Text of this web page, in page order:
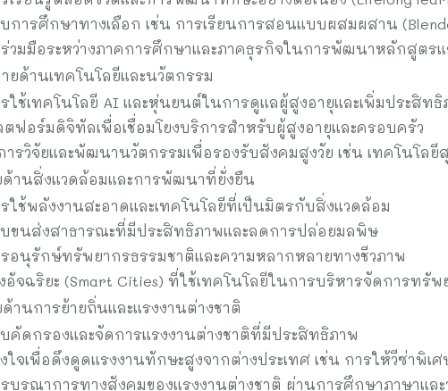
ารศึกษาทางเลือก เช่น การเรียนการสอนแบบผสมผสาน
ร่วมมือระหว่างภาคการศึกษาและภาคธุรกิจในการพัฒนาหลักสูตร
ยด้านเทคโนโลยีและนวัตกรรม
ใช้เทคโนโลยี AI และหุ่นยนต์ในการดูแลผู้สูงอายุและเพิ่มประสิท
ฟอร์มดิจิทัลเพื่อเชื่อมโยงบริการสำหรับผู้สูงอายุและครอบครัว
วิจัยและพัฒนานวัตกรรมเพื่อรองรับสังคมสูงวัย เช่น เทคโนโลยี
ด้านสิ่งแวดล้อมและการพัฒนาที่ยั่งยืน
ใช้พลังงานสะอาดและเทคโนโลยีที่เป็นมิตรกับสิ่งแวดล้อม
ขนส่งสาธารณะที่มีประสิทธิภาพและลดการปล่อยมลพิษ
อนุรักษ์ทรัพยากรธรรมชาติและความหลากหลายทางชีวภาพ
จฉริยะ (Smart Cities) ที่ใช้เทคโนโลยีในการบริหารจัดการทรั
านการย้ายถิ่นและแรงงานต่างชาติ
คัดกรองและจัดการแรงงานต่างชาติที่มีประสิทธิภาพ
ใจเพื่อดึงดูดแรงงานทักษะสูงจากต่างประเทศ เช่น การให้วีซ่าพิเ
รบูรณาการทางสังคมของแรงงานต่างชาติ ผ่านการศึกษาภาษาแล